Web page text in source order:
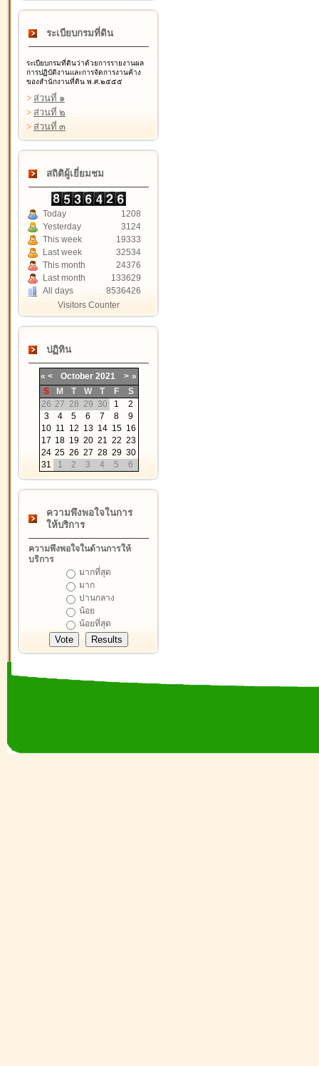
ระเบียบกรมที่ดิน
ระเบียบกรมที่ดินว่าด้วยการรายงานผล
การปฏิบัติงานและการจัดการงานค้าง
ของสำนักงานที่ดิน พ.ศ.๒๕๕๕
> ส่วนที่ ๑
> ส่วนที่ ๒
> ส่วนที่ ๓
สถิติผู้เยี่ยมชม
Today
1208
Yesterday
3124
This week
19333
Last week
32534
This month
24376
Last month
133629
All days
8536426
Visitors Counter
ปฏิทิน
« < October 2021 > »
S
M T W T F
S
26 27 28 29 30 1
2
3
4 5 6 7 8
9
10 11 12 13 14 15 16
17 18 19 20 21 22 23
24 25 26 27 28 29 30
31
1 2 3 4 5 6
ความพึงพอใจในการ
ให้บริการ
ความพึงพอใจในด้านการให้
บริการ
มากที่สุด
มาก
ปานกลาง
น้อย
น้อยที่สุด